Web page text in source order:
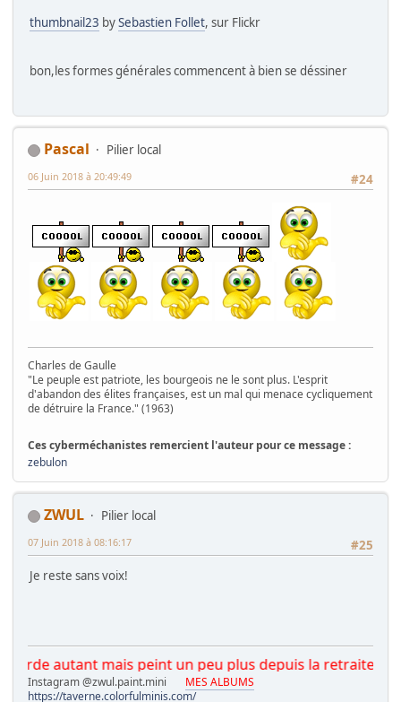
thumbnail23 bySebastien Follet, sur Flickr
bon,les formes générales commencent à bien se déssiner
Pascal
Pilier local
#24
06 Juin 2018 à 20:49:49
Charles de Gaulle
"Le peuple est patriote, les bourgeois ne le sont plus. L'esprit
d'abandon des élites françaises, est un mal qui menace cycliquement
de détruire la France." (1963)
Ces cyberméchanistes remercient l'auteur pour ce message :
zebulon
ZWUL
Pilier local
#25
07 Juin 2018 à 08:16:17
Je reste sans voix!
autant mais peint un peu plus depuis la retraite.
Instagram @zwul.paint.mini MES ALBUMS
https://taverne.colorfulminis.com/